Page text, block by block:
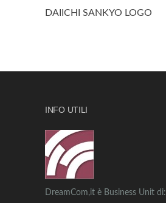
DAIICHI SANKYO LOGO
INFO UTILI
DreamCom,it è Business Unit di: